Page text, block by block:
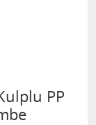
PP